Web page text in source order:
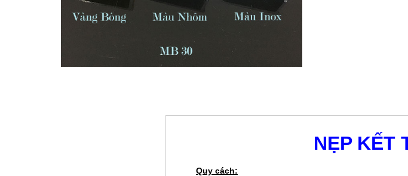
NẸP KẾT
Quy cách: